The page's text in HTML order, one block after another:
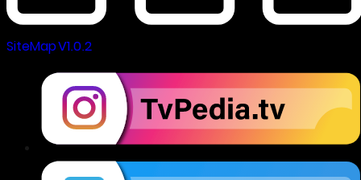
SiteMap V1.0.2